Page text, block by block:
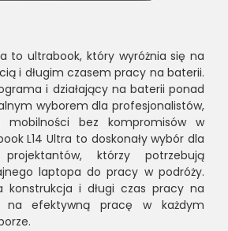
to ultrabook, który wyróżnia się na
i długim czasem pracy na baterii.
i działający na baterii ponad
wyborem dla profesjonalistów,
mobilności bez kompromisów w
L14 Ultra to doskonały wybór dla
którzy potrzebują
laptopa do pracy w podróży.
konstrukcja i długi czas pracy na
na efektywną pracę w każdym